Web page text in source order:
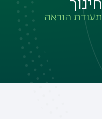
חינוך
תעודת הוראה